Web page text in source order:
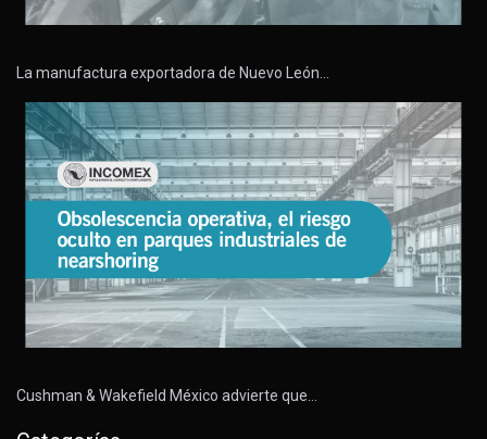
La manufactura exportadora de Nuevo León…
Cushman & Wakefield México advierte que…